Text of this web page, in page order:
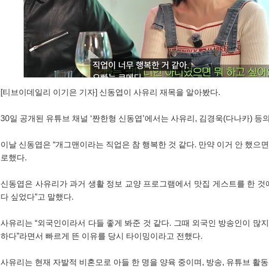
[티브이데일리 이기은 기자] 신동엽이 사유리 재목을 알아봤다.
30일 공개된 유튜브 채널 ‘짠한형 신동엽’에서는 사유리, 김경욱(다나카) 등
이날 신동엽은 “개그맨이라는 직업은 참 행복한 것 같다. 만약 이거 안 했으
로했다.
신동엽은 사유리가 과거 생활 정보 교양 프로그램에서 맛집 게스트를 한 것
다 싶었다”고 말했다.
사유리는 “외국인이라서 다들 좋게 봐준 것 같다. 그때 외국인 방송인이 많
하다”라면서 빠르게 뜬 이유를 당시 타이밍이라고 전했다.
사유리는 현재 자발적 비혼모로 아들 한 명을 양육 중이며, 방송, 유튜브 활